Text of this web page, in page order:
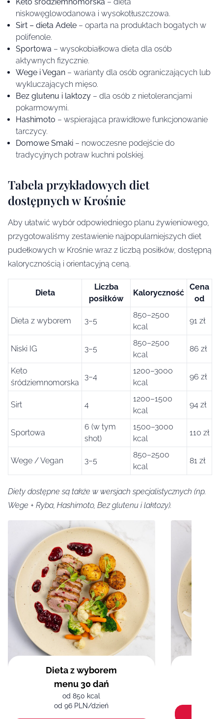
niskowęglowodanowa i wysokotłuszczowa.
Sirt – dieta Adele – oparta na produktach bogatych w
polifenole.
Sportowa – wysokobiałkowa dieta dla osób
aktywnych fizycznie.
Wege i Vegan – warianty dla osób ograniczających lub
wykluczających mięso.
Bez glutenu i laktozy – dla osób z nietolerancjami
pokarmowymi.
Hashimoto – wspierająca prawidłowe funkcjonowanie
tarczycy.
Domowe Smaki – nowoczesne podejście do
tradycyjnych potraw kuchni polskiej.
Tabela przykładowych diet
dostępnych w Krośnie
Aby ułatwić wybór odpowiedniego planu żywieniowego,
przygotowaliśmy zestawienie najpopularniejszych diet
pudełkowych w Krośnie wraz z liczbą posiłków, dostępną
kalorycznością i orientacyjną ceną.
Dieta
Liczba
posiłków
Kaloryczność
Cena
od
Dieta z wyborem 3–5
850–2500
kcal
91 zł
Niski IG 3–5
850–2500
kcal
86 zł
Keto
śródziemnomorska
3–4
1200–3000
kcal
96 zł
Sirt 4
1200–1500
kcal
94 zł
Sportowa
6 (w tym
shot)
1500–3000
kcal
110 zł
Wege / Vegan 3–5
850–2500
kcal
81 zł
Diety dostępne są także w wersjach specjalistycznych (np.
Wege + Ryba, Hashimoto, Bez glutenu i laktozy).
Dieta z wyborem
menu 30 dań
od 850 kcal
od 96 PLN/dzień